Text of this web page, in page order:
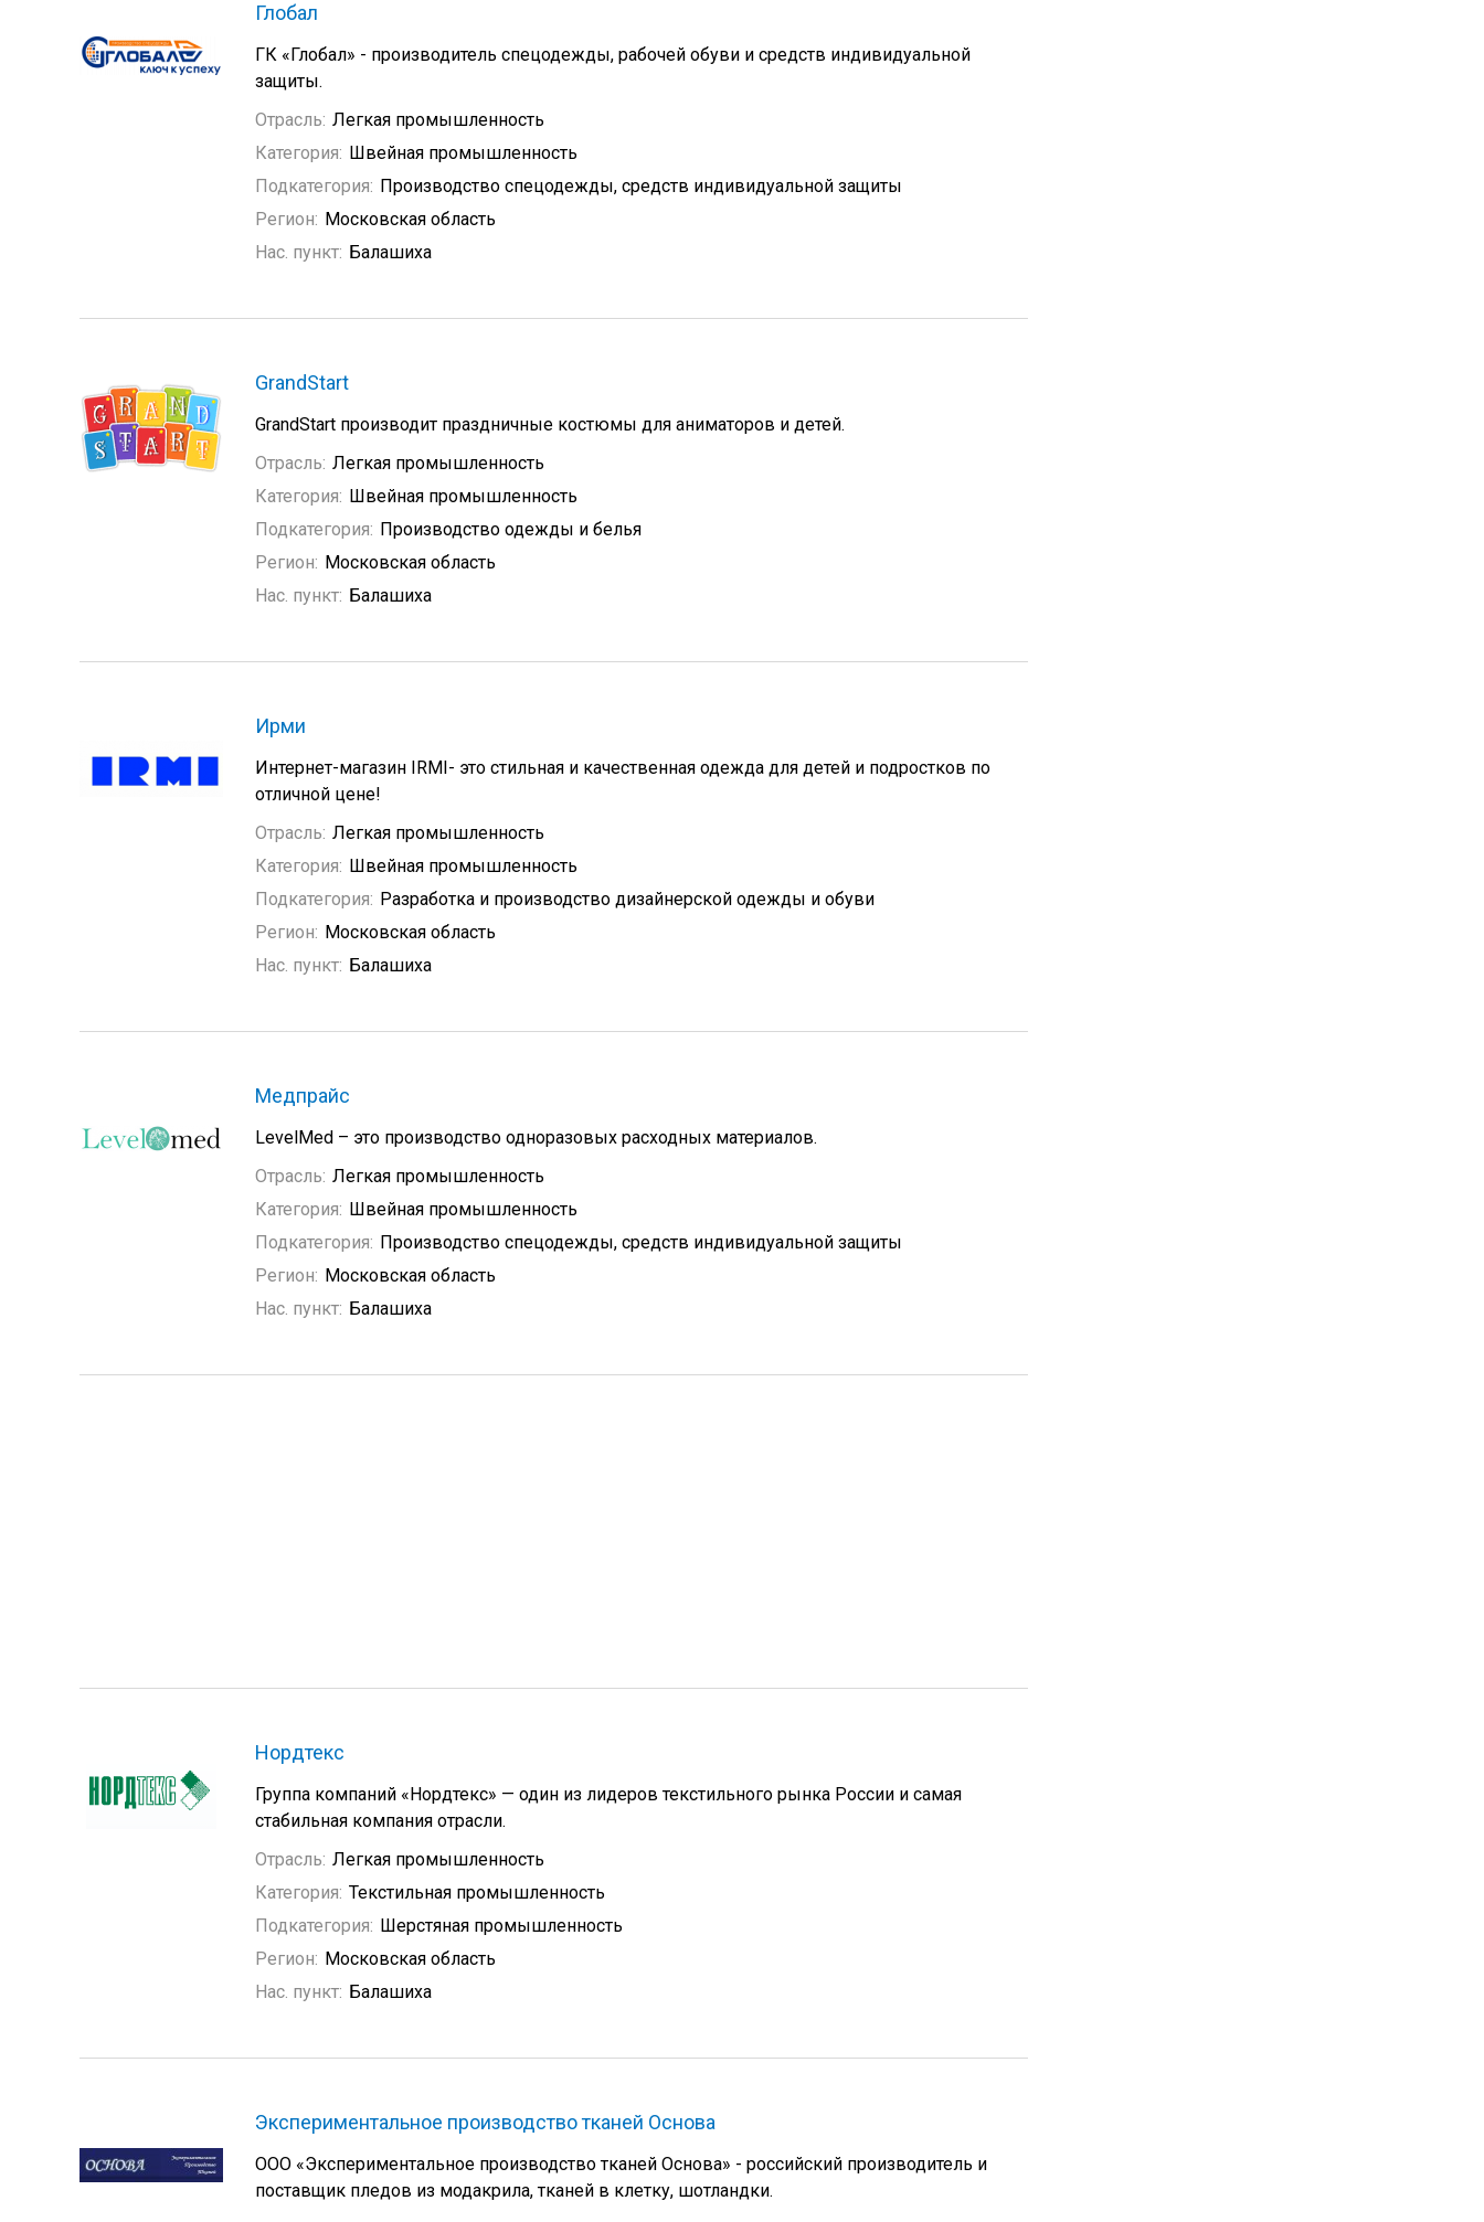
Глобал
ГК «Глобал» - производитель спецодежды, рабочей обуви и средств индивидуальной
защиты.
Отрасль: Легкая промышленность
Категория: Швейная промышленность
Подкатегория: Производство спецодежды, средств индивидуальной защиты
Регион: Московская область
Нас. пункт: Балашиха
GrandStart
GrandStart производит праздничные костюмы для аниматоров и детей.
Отрасль: Легкая промышленность
Категория: Швейная промышленность
Подкатегория: Производство одежды и белья
Регион: Московская область
Нас. пункт: Балашиха
Ирми
Интернет-магазин IRMI- это стильная и качественная одежда для детей и подростков по
отличной цене!
Отрасль: Легкая промышленность
Категория: Швейная промышленность
Подкатегория: Разработка и производство дизайнерской одежды и обуви
Регион: Московская область
Нас. пункт: Балашиха
Медпрайс
LevelMed – это производство одноразовых расходных материалов.
Отрасль: Легкая промышленность
Категория: Швейная промышленность
Подкатегория: Производство спецодежды, средств индивидуальной защиты
Регион: Московская область
Нас. пункт: Балашиха
Нордтекс
Группа компаний «Нордтекс» — один из лидеров текстильного рынка России и самая
стабильная компания отрасли.
Отрасль: Легкая промышленность
Категория: Текстильная промышленность
Подкатегория: Шерстяная промышленность
Регион: Московская область
Нас. пункт: Балашиха
Экспериментальное производство тканей Основа
ООО «Экспериментальное производство тканей Основа» - российский производитель и
поставщик пледов из модакрила, тканей в клетку, шотландки.